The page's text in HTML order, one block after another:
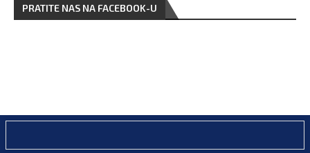
PRATITE NAS NA FACEBOOK-U